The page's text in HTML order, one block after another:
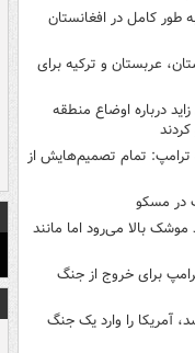
طور کامل در افغانستان
عربستان و ترکیه برای
درباره اوضاع منطقه
ترامپ: تمام تصمیم‌هایش از
در مسکو
موشک بالا می‌رود اما مانند
برای خروج از جنگ
آمریکا را وارد یک جنگ